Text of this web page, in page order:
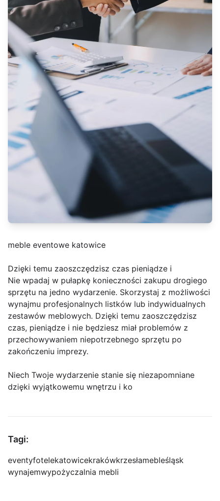
meble eventowe katowice
Dzięki temu zaoszczędzisz czas pieniądze i
Nie wpadaj w pułapkę konieczności zakupu drogiego
sprzętu na jedno wydarzenie. Skorzystaj z możliwości
wynajmu profesjonalnych listków lub indywidualnych
zestawów meblowych. Dzięki temu zaoszczędzisz
czas, pieniądze i nie będziesz miał problemów z
przechowywaniem niepotrzebnego sprzętu po
zakończeniu imprezy.
Niech Twoje wydarzenie stanie się niezapomniane
dzięki wyjątkowemu wnętrzu i ko
Tagi:
eventyfotelekatowicekrakówkrzesłamebleśląsk
wynajemwypożyczalnia mebli